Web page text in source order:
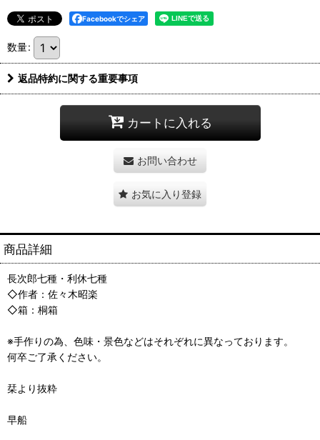
Facebookでシェア
数量:
返品特約に関する重要事項
カートに入れる
お問い合わせ
お気に入り登録
商品詳細
長次郎七種・利休七種
◇作者：佐々木昭楽
◇箱：桐箱
※手作りの為、色味・景色などはそれぞれに異なっております。
何卒ご了承ください。
栞より抜粋
早船